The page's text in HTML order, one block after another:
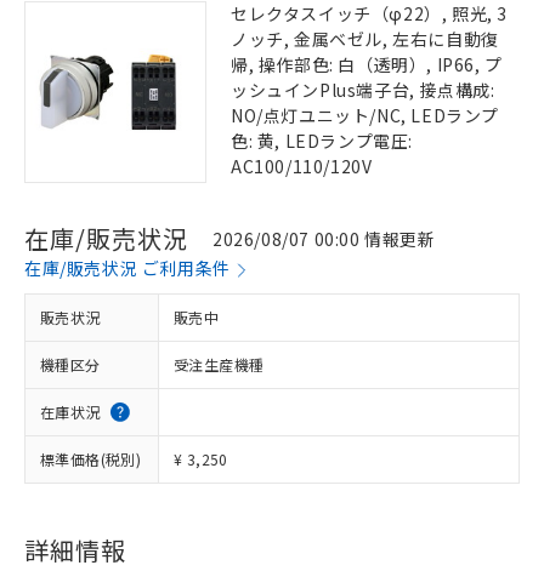
セレクタスイッチ（φ22）, 照光, 3
ノッチ, 金属ベゼル, 左右に自動復
帰, 操作部色: 白（透明）, IP66, プ
ッシュインPlus端子台, 接点構成:
NO/点灯ユニット/NC, LEDランプ
色: 黄, LEDランプ電圧:
AC100/110/120V
在庫/販売状況
2026/08/07 00:00 情報更新
在庫/販売状況 ご利用条件
販売状況 販売中
機種区分 受注生産機種
在庫状況
標準価格(税別) ¥ 3,250
詳細情報